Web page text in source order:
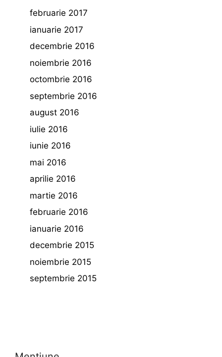
februarie 2017
ianuarie 2017
decembrie 2016
noiembrie 2016
octombrie 2016
septembrie 2016
august 2016
iulie 2016
iunie 2016
mai 2016
aprilie 2016
martie 2016
februarie 2016
ianuarie 2016
decembrie 2015
noiembrie 2015
septembrie 2015